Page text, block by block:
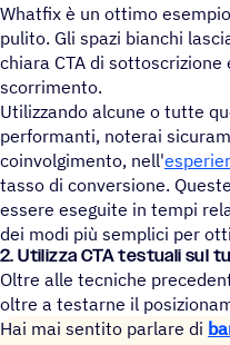
Whatfix è un ottimo
pulito. Gli spazi bianchi
chiara CTA di
scorrimento.
Utilizzando alcune o tutte
performanti, noterai
coinvolgimento, nell'
tasso di conversione.
essere eseguite in tempi
dei modi più semplici per
2. Utilizza CTA testuali sul
Oltre alle tecniche
oltre a testarne il
Hai mai sentito parlare di